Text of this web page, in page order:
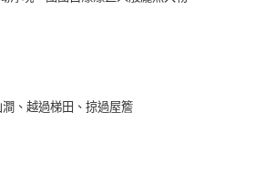
澗、越過梯田、掠過屋簷